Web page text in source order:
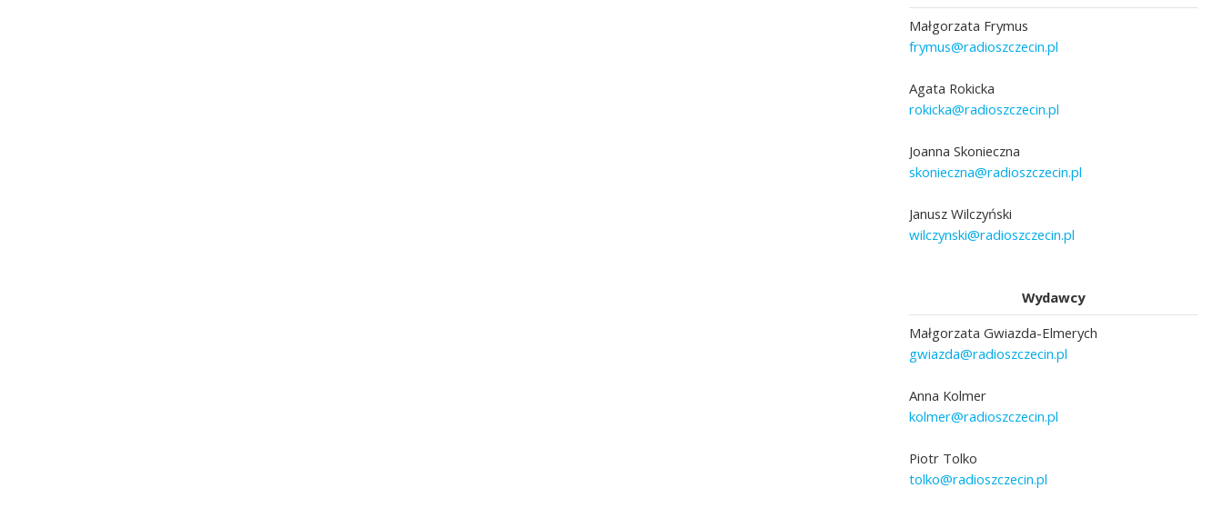
Małgorzata Frymus
frymus@radioszczecin.pl
Agata Rokicka
rokicka@radioszczecin.pl
Joanna Skonieczna
skonieczna@radioszczecin.pl
Janusz Wilczyński
wilczynski@radioszczecin.pl
Wydawcy
Małgorzata Gwiazda-Elmerych
gwiazda@radioszczecin.pl
Anna Kolmer
kolmer@radioszczecin.pl
Piotr Tolko
tolko@radioszczecin.pl